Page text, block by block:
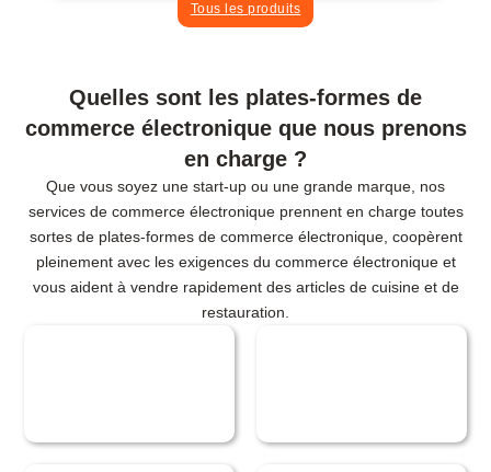
Tous les produits
Quelles sont les plates-formes de
commerce électronique que nous prenons
en charge ?
Que vous soyez une start-up ou une grande marque, nos
services de commerce électronique prennent en charge toutes
sortes de plates-formes de commerce électronique, coopèrent
pleinement avec les exigences du commerce électronique et
vous aident à vendre rapidement des articles de cuisine et de
restauration.